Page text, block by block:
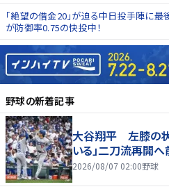
「絶望の借金20」が迫る中日投手陣に
が防御率0.75の快投中！
野球の新着記事
大谷翔平 左膝の状
いる」二刀流再開
2026/08/07 02:00野球